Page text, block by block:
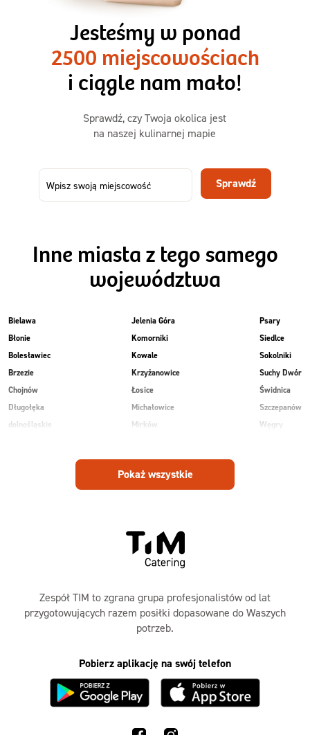
1500kcal - 2250kcal
3 sycące posiłki o większej objętości. Mniej dań,
ta sama wygoda!
50,31 zł
73,99
-32%
Menu
Jesteśmy w ponad
2500 miejscowościach
i ciągle nam mało!
Sprawdź, czy Twoja okolica jest
na naszej kulinarnej mapie
Sprawdź
Inne miasta z tego samego
województwa
Bielawa
Błonie
Bolesławiec
Brzezie
Chojnów
Długołęka
dolnośląskie
Jelenia Góra
Komorniki
Kowale
Krzyżanowice
Łosice
Michałowice
Mirków
Piekary
Piotrowice
Psary
Siedlce
Sokolniki
Suchy Dwór
Świdnica
Szczepanów
Węgry
Pokaż wszystkie
Zespół TIM to zgrana grupa profesjonalistów od lat
przygotowujących razem posiłki dopasowane do Waszych
potrzeb.
Pobierz aplikację na swój telefon